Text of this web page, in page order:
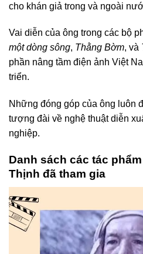
cho khán giả trong và ngoài
Vai diễn của ông trong các bộ
một dòng sông, Thằng Bờm, và
phần nâng tầm điện ảnh Việt
triển.
Những đóng góp của ông luôn
tượng đài về nghệ thuật diễn
nghiệp.
Danh sách các tác
Thịnh đã tham gia